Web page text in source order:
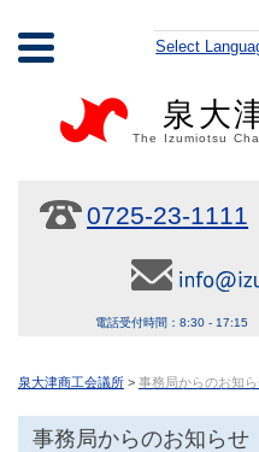
Select
泉大
The Izumiotsu
0725-23-1111
電話受付時間：8:30 - 17:15
泉大津商工会議所 > 事務局からのお知
事務局からのお知らせ